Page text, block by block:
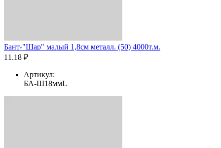
Бант-"Шар" малый 1,8см металл. (50) 4000т.м.
11.18 ₽
Артикул:
БА-Ш18ммL